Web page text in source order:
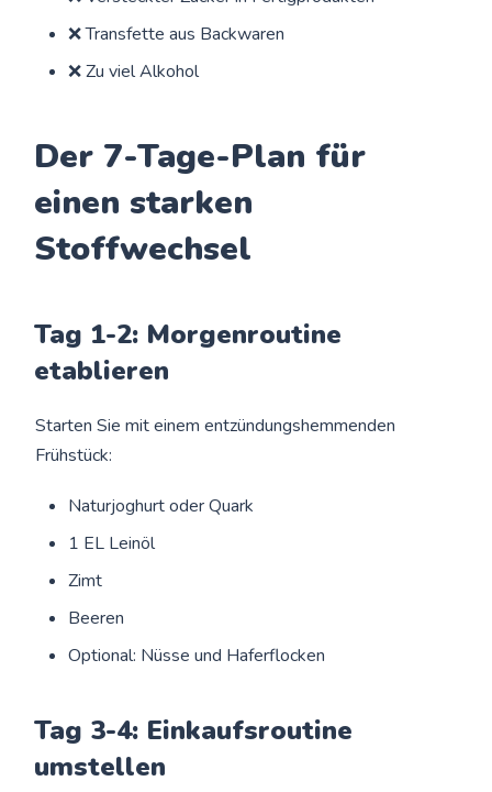
❌ Transfette aus Backwaren
❌ Zu viel Alkohol
Der 7-Tage-Plan für
einen starken
Stoffwechsel
Tag 1-2: Morgenroutine
etablieren
Starten Sie mit einem entzündungshemmenden
Frühstück:
Naturjoghurt oder Quark
1 EL Leinöl
Zimt
Beeren
Optional: Nüsse und Haferflocken
Tag 3-4: Einkaufsroutine
umstellen